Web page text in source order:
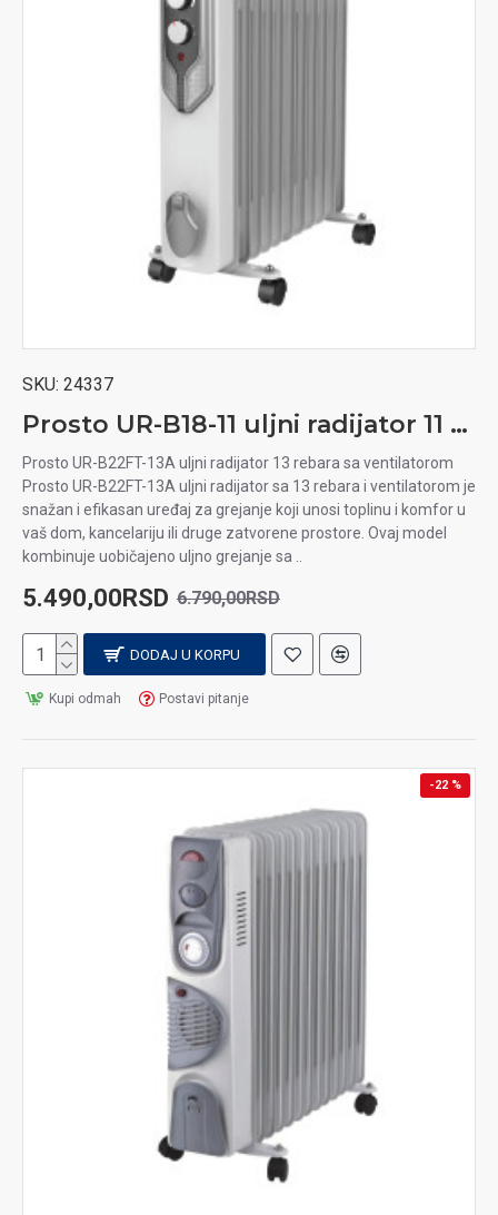
SKU: 24337
Prosto UR-B18-11 uljni radijator 11 rebara
Prosto UR-B22FT-13A uljni radijator 13 rebara sa ventilatorom
Prosto UR-B22FT-13A uljni radijator sa 13 rebara i ventilatorom je
snažan i efikasan uređaj za grejanje koji unosi toplinu i komfor u
vaš dom, kancelariju ili druge zatvorene prostore. Ovaj model
kombinuje uobičajeno uljno grejanje sa ..
5.490,00RSD 6.790,00RSD
DODAJ U KORPU
Kupi odmah Postavi pitanje
-22 %